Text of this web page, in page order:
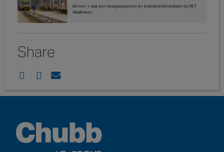
Binnen 1 dag een blusgassysteem én brandmeldinstallatie bij RET
Waalhaven.
Share